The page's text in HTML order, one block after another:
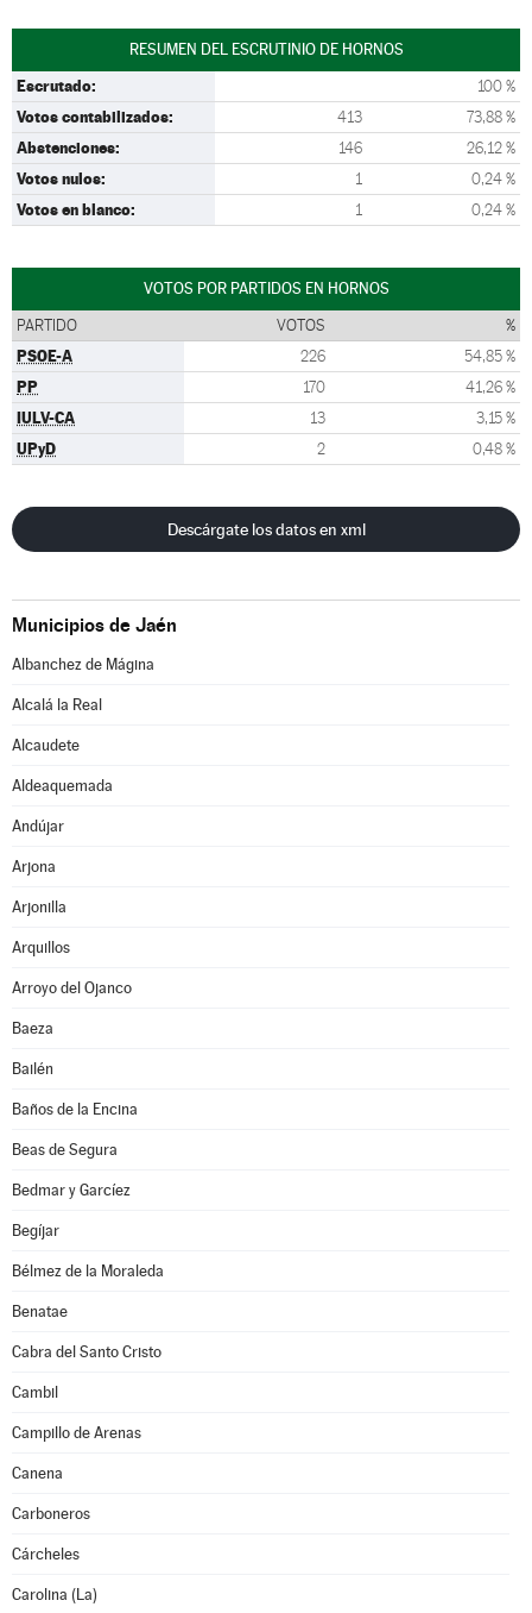
RESUMEN DEL ESCRUTINIO DE HORNOS
Escrutado: 100 %
Votos contabilizados: 413 73,88 %
Abstenciones: 146 26,12 %
Votos nulos: 1 0,24 %
Votos en blanco: 1 0,24 %
VOTOS POR PARTIDOS EN HORNOS
PARTIDO VOTOS %
PSOE-A 226 54,85 %
PP 170 41,26 %
IULV-CA 13 3,15 %
UPyD 2 0,48 %
Descárgate los datos en xml
Municipios de Jaén
Albanchez de Mágina
Alcalá la Real
Alcaudete
Aldeaquemada
Andújar
Arjona
Arjonilla
Arquillos
Arroyo del Ojanco
Baeza
Bailén
Baños de la Encina
Beas de Segura
Bedmar y Garcíez
Begíjar
Bélmez de la Moraleda
Benatae
Cabra del Santo Cristo
Cambil
Campillo de Arenas
Canena
Carboneros
Cárcheles
Carolina (La)